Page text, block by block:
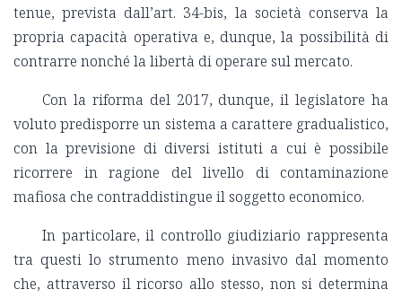
tenue, prevista dall’art. 34-bis, la società conserva la
propria capacità operativa e, dunque, la possibilità di
contrarre nonché la libertà di operare sul mercato.
Con la riforma del 2017, dunque, il legislatore ha
voluto predisporre un sistema a carattere gradualistico,
con la previsione di diversi istituti a cui è possibile
ricorrere in ragione del livello di contaminazione
mafiosa che contraddistingue il soggetto economico.
In particolare, il controllo giudiziario rappresenta
tra questi lo strumento meno invasivo dal momento
che, attraverso il ricorso allo stesso, non si determina